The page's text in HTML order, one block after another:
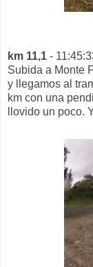
km 11,1 -
Subida a Monte
y llegamos al
km con una
llovido un poco.